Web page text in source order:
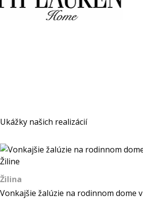
Ukážky našich realizácií
Žilina
Vonkajšie žalúzie na rodinnom dome v